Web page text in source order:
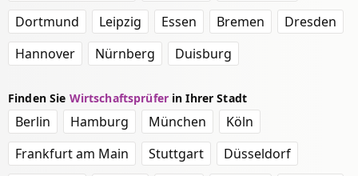
Dortmund
Leipzig Essen Bremen
Dresden
Hannover
Nürnberg Duisburg
Finden Sie Wirtschaftsprüferin Ihrer Stadt
Berlin Hamburg München
Köln
Frankfurt am Main
Stuttgart
Düsseldorf